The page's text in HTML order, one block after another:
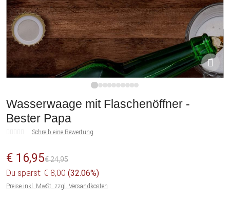
Wasserwaage mit Flaschenöffner -
Bester Papa
Schreib eine Bewertung
€ 16,95€ 24,95
Du sparst: € 8,00 (32.06%)
Preise inkl. MwSt. zzgl. Versandkosten